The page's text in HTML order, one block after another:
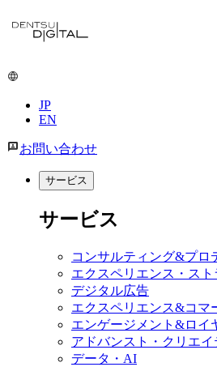
メ
コ
ツ
JP
EN
お問い合わせ
サービス
サービス
コンサルティング&プロ
エクスペリエンス・スト
デジタル広告
エクスペリエンス&コマ
エンゲージメント&ロイ
アドバンスト・クリエイ
データ・AI